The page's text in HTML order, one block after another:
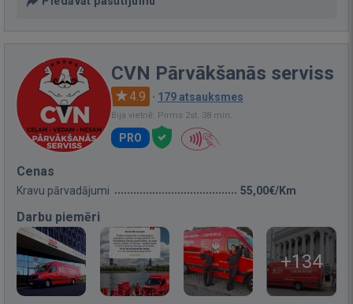
CVN Pārvākšanās serviss
4.9 · 179 atsauksmes
Bija vietnē: Pirms 2st. 38 min.
PRO
Cenas
Kravu pārvadājumi 55,00€/Km
Darbu piemēri
+134